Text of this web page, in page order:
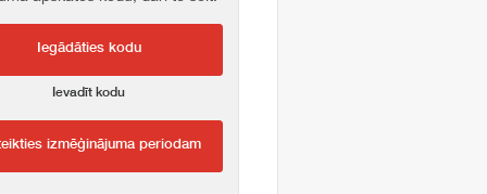
Iegādāties kodu
Ievadīt kodu
izmēģinājuma periodam